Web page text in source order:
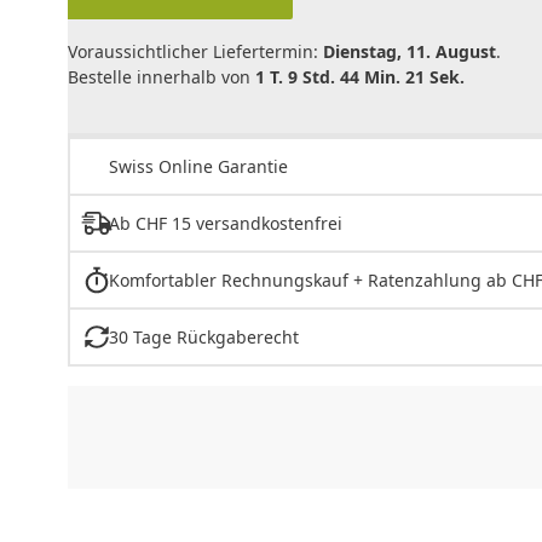
Voraussichtlicher Liefertermin: Dienstag, 11. August.
Bestelle innerhalb von 1 T. 9 Std. 44 Min. 21 Sek.
Swiss Online Garantie
Ab CHF 15 versandkostenfrei
Komfortabler Rechnungskauf + Ratenzahlung ab
30 Tage Rückgaberecht